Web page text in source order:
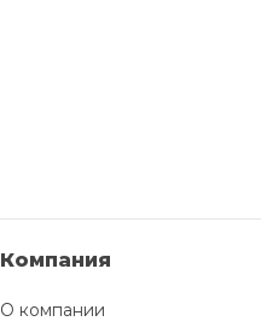
Компания
О компании